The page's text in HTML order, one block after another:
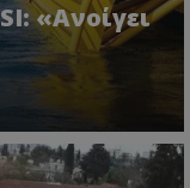
«Ανοίγει